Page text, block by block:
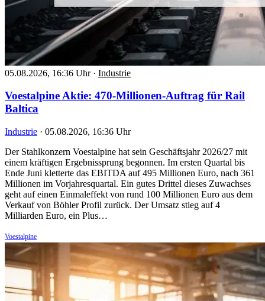
05.08.2026, 16:36 Uhr · Industrie
Voestalpine Aktie: 470-Millionen-Auftrag für Rail
Baltica
Industrie · 05.08.2026, 16:36 Uhr
Der Stahlkonzern Voestalpine hat sein Geschäftsjahr 2026/27 mit
einem kräftigen Ergebnissprung begonnen. Im ersten Quartal bis
Ende Juni kletterte das EBITDA auf 495 Millionen Euro, nach 361
Millionen im Vorjahresquartal. Ein gutes Drittel dieses Zuwachses
geht auf einen Einmaleffekt von rund 100 Millionen Euro aus dem
Verkauf von Böhler Profil zurück. Der Umsatz stieg auf 4
Milliarden Euro, ein Plus…
Voestalpine